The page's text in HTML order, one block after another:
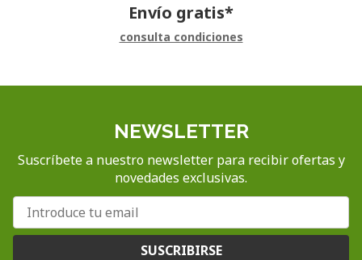
Envío gratis*
consulta condiciones
NEWSLETTER
Suscríbete a nuestro newsletter para recibir ofertas y
novedades exclusivas.
SUSCRIBIRSE